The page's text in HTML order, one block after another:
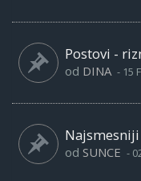
Postovi -
od DINA - 15
od SUNCE -